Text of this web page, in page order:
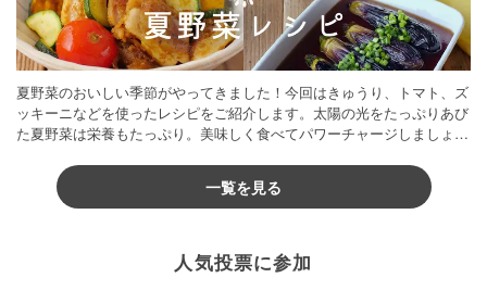
夏野菜のおいしい季節がやってきました！今回はきゅうり、トマト、ズ
ッキーニなどを使ったレシピをご紹介します。太陽の光をたっぷりあび
た夏野菜は栄養もたっぷり。美味しく食べてパワーチャージしましょう
一覧を見る
人気投票に参加